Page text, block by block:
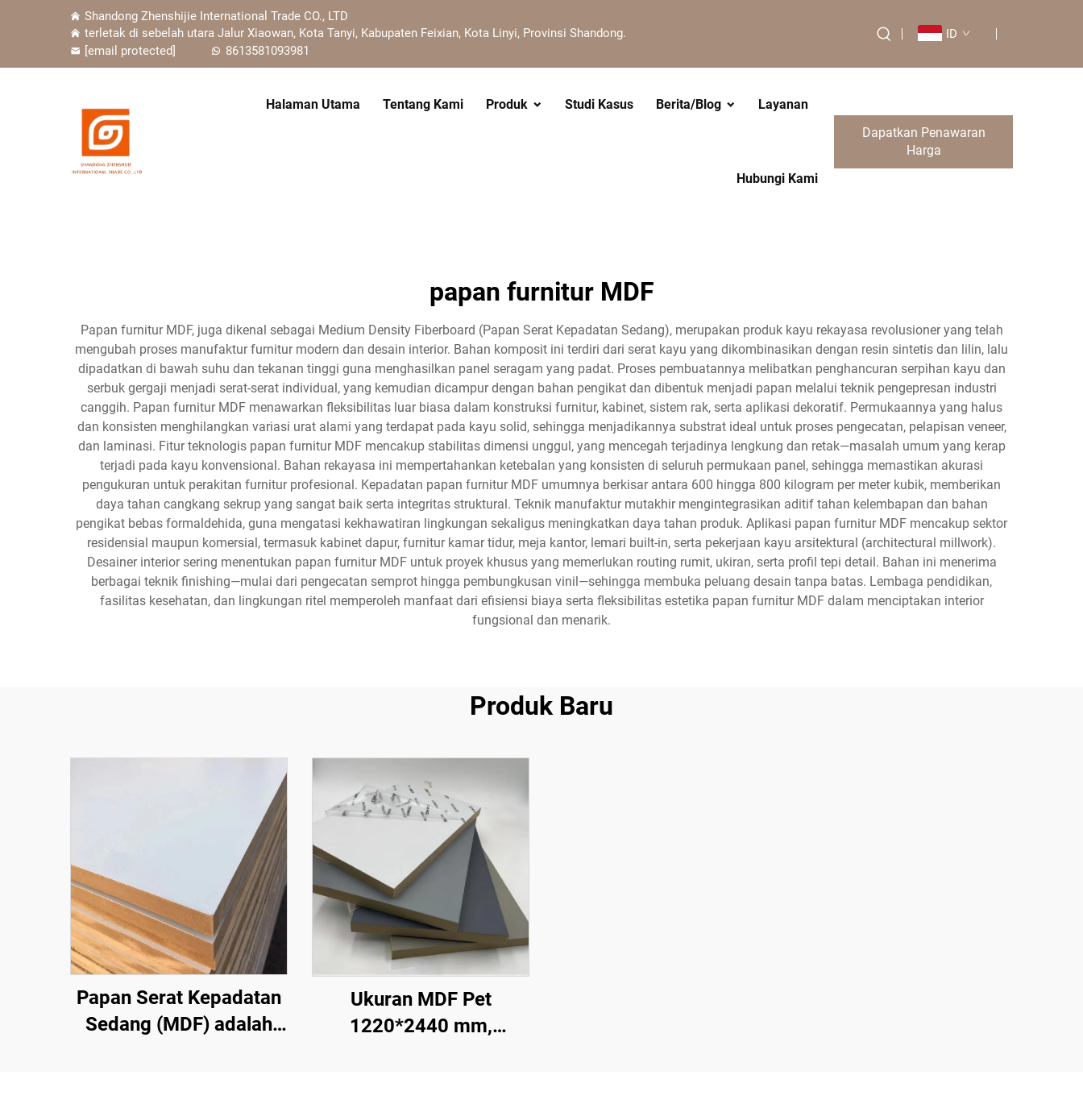
Shandong Zhenshijie International Trade CO., LTD
terletak di sebelah utara Jalur Xiaowan, Kota Tanyi, Kabupaten Feixian, Kota Linyi, Provinsi Shandong.
[email protected]
8613581093981
ID
Halaman Utama Tentang Kami Produk Studi Kasus Berita/Blog Layanan
Hubungi Kami
Dapatkan Penawaran
Harga
papan furnitur MDF
Papan furnitur MDF, juga dikenal sebagai Medium Density Fiberboard (Papan Serat Kepadatan Sedang), merupakan produk kayu rekayasa revolusioner yang telah
mengubah proses manufaktur furnitur modern dan desain interior. Bahan komposit ini terdiri dari serat kayu yang dikombinasikan dengan resin sintetis dan lilin, lalu
dipadatkan di bawah suhu dan tekanan tinggi guna menghasilkan panel seragam yang padat. Proses pembuatannya melibatkan penghancuran serpihan kayu dan
serbuk gergaji menjadi serat-serat individual, yang kemudian dicampur dengan bahan pengikat dan dibentuk menjadi papan melalui teknik pengepresan industri
canggih. Papan furnitur MDF menawarkan fleksibilitas luar biasa dalam konstruksi furnitur, kabinet, sistem rak, serta aplikasi dekoratif. Permukaannya yang halus
dan konsisten menghilangkan variasi urat alami yang terdapat pada kayu solid, sehingga menjadikannya substrat ideal untuk proses pengecatan, pelapisan veneer,
dan laminasi. Fitur teknologis papan furnitur MDF mencakup stabilitas dimensi unggul, yang mencegah terjadinya lengkung dan retak—masalah umum yang kerap
terjadi pada kayu konvensional. Bahan rekayasa ini mempertahankan ketebalan yang konsisten di seluruh permukaan panel, sehingga memastikan akurasi
pengukuran untuk perakitan furnitur profesional. Kepadatan papan furnitur MDF umumnya berkisar antara 600 hingga 800 kilogram per meter kubik, memberikan
daya tahan cangkang sekrup yang sangat baik serta integritas struktural. Teknik manufaktur mutakhir mengintegrasikan aditif tahan kelembapan dan bahan
pengikat bebas formaldehida, guna mengatasi kekhawatiran lingkungan sekaligus meningkatkan daya tahan produk. Aplikasi papan furnitur MDF mencakup sektor
residensial maupun komersial, termasuk kabinet dapur, furnitur kamar tidur, meja kantor, lemari built-in, serta pekerjaan kayu arsitektural (architectural millwork).
Desainer interior sering menentukan papan furnitur MDF untuk proyek khusus yang memerlukan routing rumit, ukiran, serta profil tepi detail. Bahan ini menerima
berbagai teknik finishing—mulai dari pengecatan semprot hingga pembungkusan vinil—sehingga membuka peluang desain tanpa batas. Lembaga pendidikan,
fasilitas kesehatan, dan lingkungan ritel memperoleh manfaat dari efisiensi biaya serta fleksibilitas estetika papan furnitur MDF dalam menciptakan interior
fungsional dan menarik.
Produk Baru
Papan Serat Kepadatan
Sedang (MDF) adalah
Ukuran MDF Pet
1220*2440 mm,